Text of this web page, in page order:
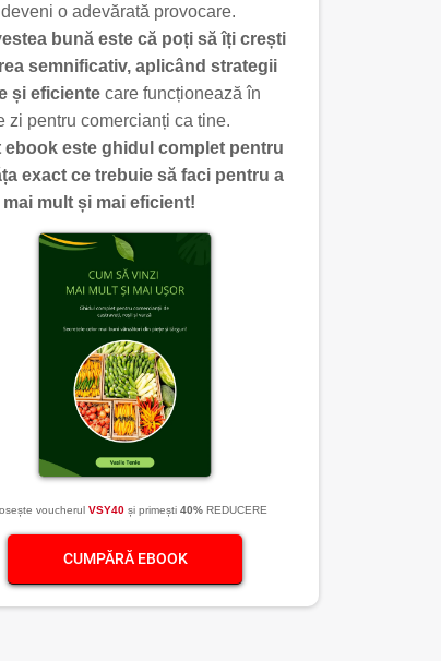
o adevărată provocare.
bună este că poți să îți crești
semnificativ, aplicând strategii
și eficiente care funcționează în
zi pentru comercianți ca tine.
ebook este ghidul complet pentru
exact ce trebuie să faci pentru a
mult și mai eficient!
voucherul VSY40 și primești 40%REDUCERE
CUMPĂRĂ EBOOK